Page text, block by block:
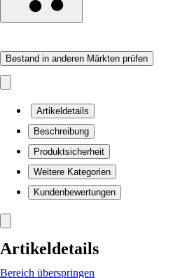
Bestand in anderen Märkten prüfen
Artikeldetails
Beschreibung
Produktsicherheit
Weitere Kategorien
Kundenbewertungen
Artikeldetails
Bereich überspringen